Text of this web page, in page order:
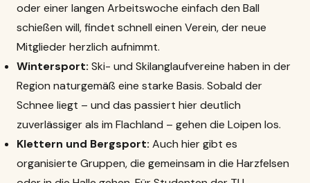
oder einer langen Arbeitswoche einfach den Ball
schießen will, findet schnell einen Verein, der neue
Mitglieder herzlich aufnimmt.
Wintersport: Ski- und Skilanglaufvereine haben in der
Region naturgemäß eine starke Basis. Sobald der
Schnee liegt – und das passiert hier deutlich
zuverlässiger als im Flachland – gehen die Loipen los.
Klettern und Bergsport: Auch hier gibt es
organisierte Gruppen, die gemeinsam in die Harzfelsen